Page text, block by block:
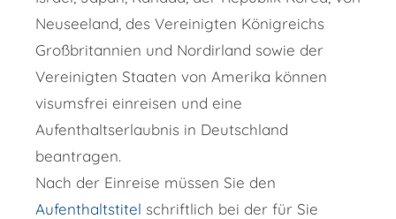
Neuseeland, des Vereinigten Königreichs
Großbritannien und Nordirland sowie der
Vereinigten Staaten von Amerika können
visumsfrei einreisen und eine
Aufenthaltserlaubnis in Deutschland
beantragen.
Nach der Einreise müssen Sie den
Aufenthaltstitel schriftlich bei der für Sie